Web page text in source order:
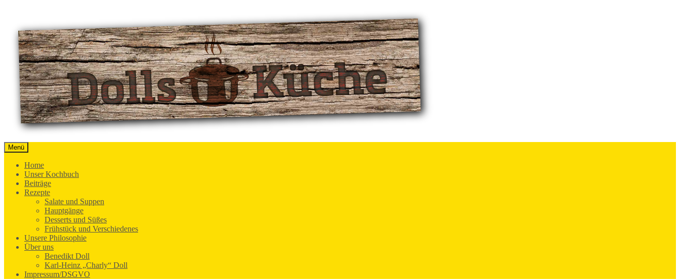
Dolls Küche
Menü
Home
Unser Kochbuch
Beiträge
Rezepte
Salate und Suppen
Hauptgänge
Desserts und Süßes
Frühstück und Verschiedenes
Unsere Philosophie
Über uns
Benedikt Doll
Karl-Heinz „Charly“ Doll
Impressum/DSGVO